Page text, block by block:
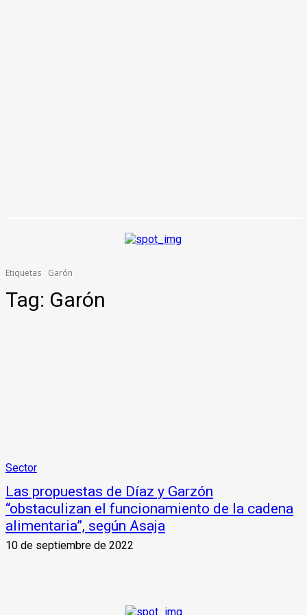
Etiquetas Garón
Tag: Garón
Sector
Las propuestas de Díaz y Garzón
“obstaculizan el funcionamiento de la cadena
alimentaria”, según Asaja
10 de septiembre de 2022